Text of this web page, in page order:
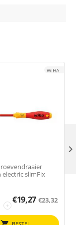
WIHA
electric slimFix
+
€19,27 €23,32
